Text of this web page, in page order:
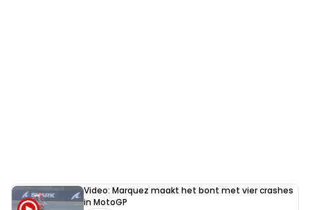
Video: Marquez maakt het bont met vier crashes
in MotoGP